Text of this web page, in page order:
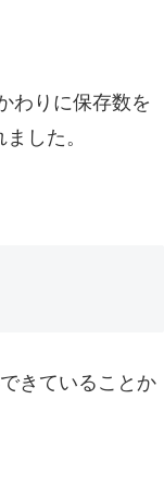
わりに保存数を
した。
きていることか